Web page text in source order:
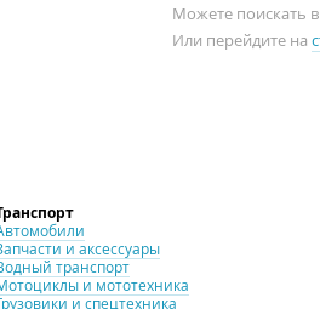
Можете поискать
Или перейдите на
и аксессуары
транспорт
и мототехника
и спецтехника